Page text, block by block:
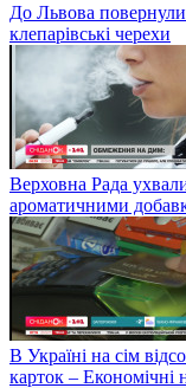
До Львова
клепарівські черехи
Верховна Рада
ароматичними
В Україні на сім
карток – Економічні